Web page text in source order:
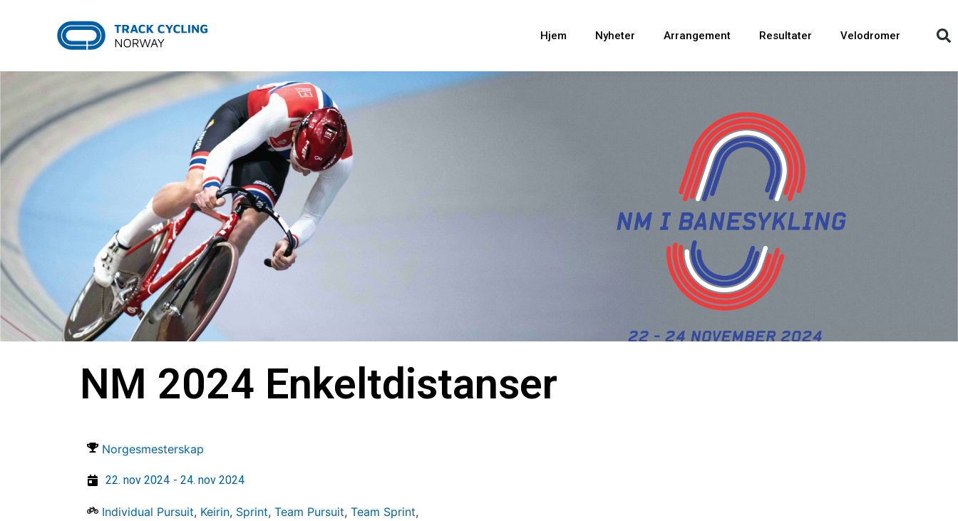
Hjem Nyheter Arrangement Resultater Velodromer
NM 2024 Enkeltdistanser
Norgesmesterskap
22. nov 2024 - 24. nov 2024
Individual Pursuit, Keirin, Sprint, Team Pursuit, Team Sprint,